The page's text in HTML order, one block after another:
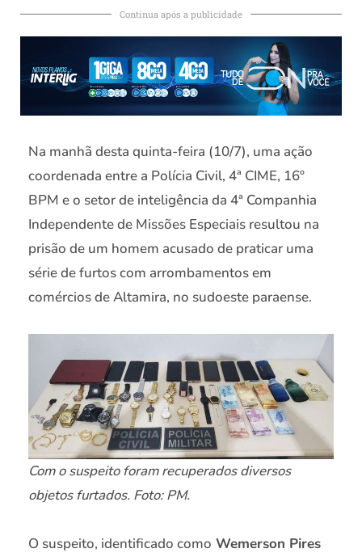
Continua após a publicidade
Na manhã desta quinta-feira (10/7), uma ação
coordenada entre a Polícia Civil, 4ª CIME, 16º
BPM e o setor de inteligência da 4ª Companhia
Independente de Missões Especiais resultou na
prisão de um homem acusado de praticar uma
série de furtos com arrombamentos em
comércios de Altamira, no sudoeste paraense.
Com o suspeito foram recuperados diversos
objetos furtados. Foto: PM.
O suspeito, identificado como Wemerson Pires